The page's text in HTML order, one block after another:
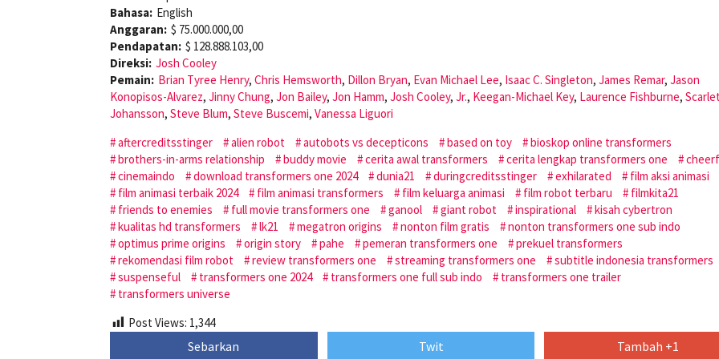
Bahasa: English
Anggaran: $ 75.000.000,00
Pendapatan: $ 128.888.103,00
Direksi: Josh Cooley
Pemain: Brian Tyree Henry, Chris Hemsworth, Dillon Bryan, Evan Michael Lee, Isaac C. Singleton, James Remar, Jason
Konopisos-Alvarez, Jinny Chung, Jon Bailey, Jon Hamm, Josh Cooley, Jr., Keegan-Michael Key, Laurence Fishburne,
Johansson, Steve Blum, Steve Buscemi, Vanessa Liguori
aftercreditsstinger
alien robot autobots vs decepticons based on toy
bioskop online transformers
brothers-in-arms relationship
buddy movie cerita awal transformers cerita lengkap transformers one
cinemaindo
download transformers one 2024 dunia21 duringcreditsstinger exhilarated
film aksi animasi
film animasi terbaik 2024
film animasi transformers film keluarga animasi film robot terbaru
filmkita21
friends to enemies
full movie transformers one ganool giant robot inspirational
kisah cybertron
kualitas hd transformers
lk21 megatron origins nonton film gratis
nonton transformers one sub indo
optimus prime origins
origin story pahe pemeran transformers one
prekuel transformers
rekomendasi film robot
review transformers one streaming transformers one
subtitle indonesia transformers
suspenseful
transformers one 2024 transformers one full sub indo
transformers one trailer
transformers universe
Post Views: 1,344
Sebarkan Twit
Tambah +1